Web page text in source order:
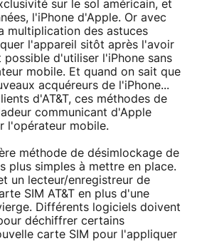
sur le sol américain, et
l'iPhone d'Apple. Or avec
multiplication des astuces
l'appareil sitôt après l'avoir
d'utiliser l'iPhone sans
mobile. Et quand on sait que
acquéreurs de l'iPhone...
d'AT&T, ces méthodes de
communicant d'Apple
l'opérateur mobile.
méthode de désimlockage de
plus simples à mettre en place.
un lecteur/enregistreur de
SIM AT&T en plus d'une
Différents logiciels doivent
déchiffrer certains
carte SIM pour l'appliquer